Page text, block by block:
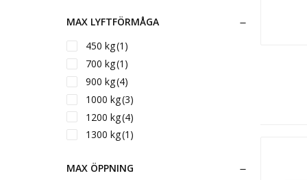
MAX LYFTFÖRMÅGA
450 kg(1)
700 kg(1)
900 kg(4)
1000 kg(3)
1200 kg(4)
1300 kg(1)
1800 kg(1)
MAX ÖPPNING